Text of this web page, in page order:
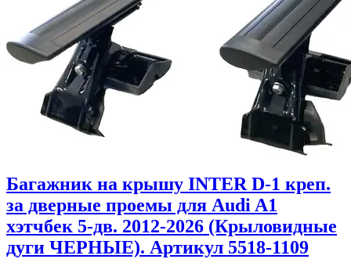
Багажник на крышу INTER D-1 креп.
за дверные проемы для Audi A1
хэтчбек 5-дв. 2012-2026 (Крыловидные
дуги ЧЕРНЫЕ). Артикул 5518-1109